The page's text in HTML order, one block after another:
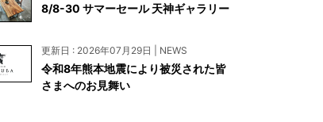
8/8-30 サマーセール 天神ギャラリー
更新日 : 2026年07月29日 | NEWS
令和8年熊本地震により被災された皆
さまへのお見舞い